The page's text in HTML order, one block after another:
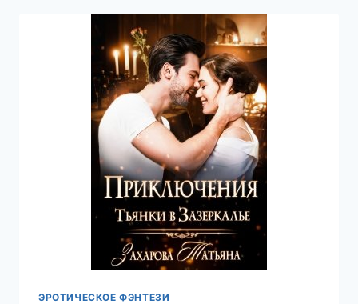
ТАТЬЯНА
ЗАХАРОВА
ЭРОТИЧЕСКОЕ ФЭНТЕЗИ